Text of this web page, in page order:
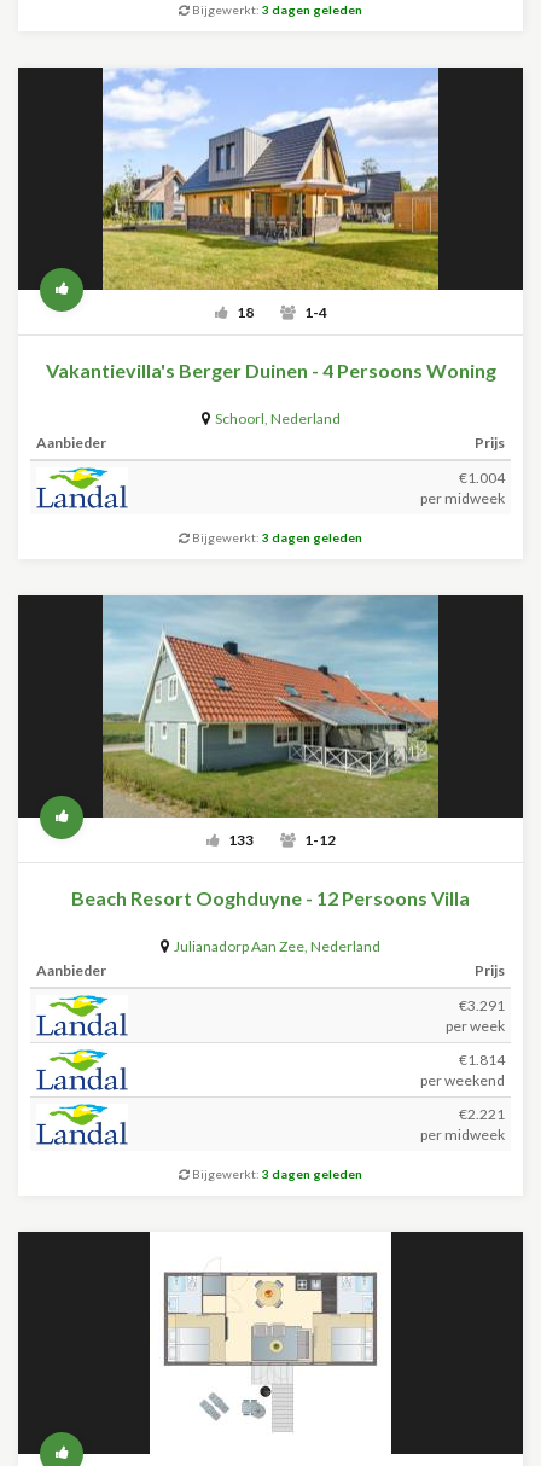
Bijgewerkt: 3 dagen geleden
18 1-4
Vakantievilla's Berger Duinen - 4 Persoons Woning
Schoorl, Nederland
Aanbieder
Prijs
€1.004
per midweek
Bijgewerkt: 3 dagen geleden
133 1-12
Beach Resort Ooghduyne - 12 Persoons Villa
Julianadorp Aan Zee, Nederland
Aanbieder
Prijs
€3.291
per week
€1.814
per weekend
€2.221
per midweek
Bijgewerkt: 3 dagen geleden